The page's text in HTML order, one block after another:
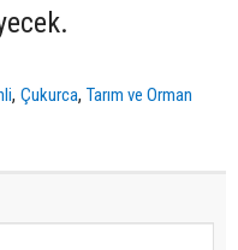
,Çukurca,Tarım ve Orman